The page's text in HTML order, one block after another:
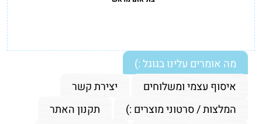
מה אומרים עלינו בגוגל :)
איסוף עצמי ומשלוחים
יצירת קשר
המלצות / סרטוני מוצרים :)
תקנון האתר